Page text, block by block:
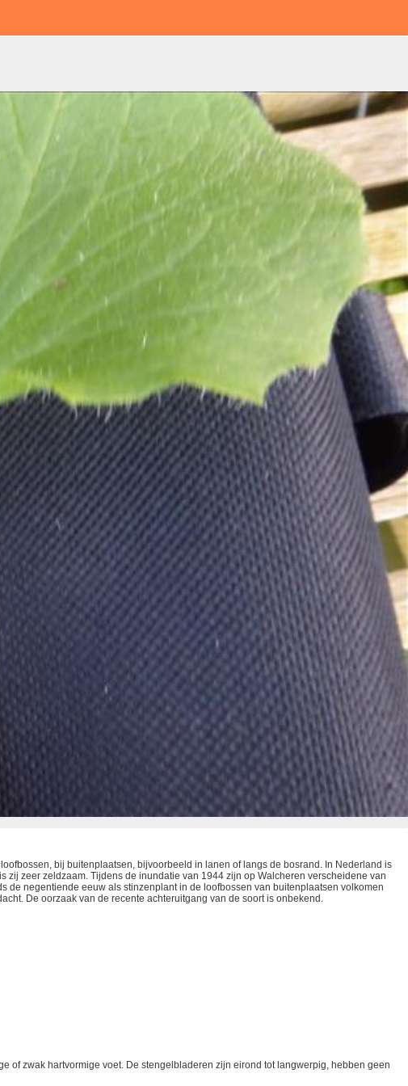
bij buitenplaatsen, bijvoorbeeld in lanen of langs de bosrand. In Nederland is
zeer zeldzaam. Tijdens de inundatie van 1944 zijn op Walcheren verscheidene van
negentiende eeuw als stinzenplant in de loofbossen van buitenplaatsen volkomen
De oorzaak van de recente achteruitgang van de soort is onbekend.
of zwak hartvormige voet. De stengelbladeren zijn eirond tot langwerpig, hebben geen